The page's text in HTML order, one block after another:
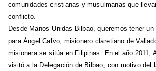
comunidades cristianas y musulmanas que
conflicto.
Desde Manos Unidas Bilbao, queremos tener un
para Ángel Calvo, misionero claretiano de
misionera se sitúa en Filipinas. En el año 2011,
visitó a la Delegación de Bilbao, con motivo del